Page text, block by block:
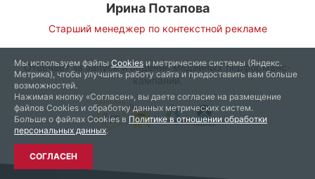
Ирина Потапова
Старший менеджер по контекстной рекламе
Отвечает за запуск и ведение медийных перформанс-
кампаний.
Мы используем файлы Cookies и метрические системы (Яндекс.
Метрика), чтобы улучшить работу сайта и предоставить вам больше
возможностей.
Нажимая кнопку «Согласен», вы даете согласие на размещение
файлов Cookies и обработку данных метрических систем.
Больше о файлах Cookies в Политике в отношении обработки
персональных данных.
СОГЛАСЕН